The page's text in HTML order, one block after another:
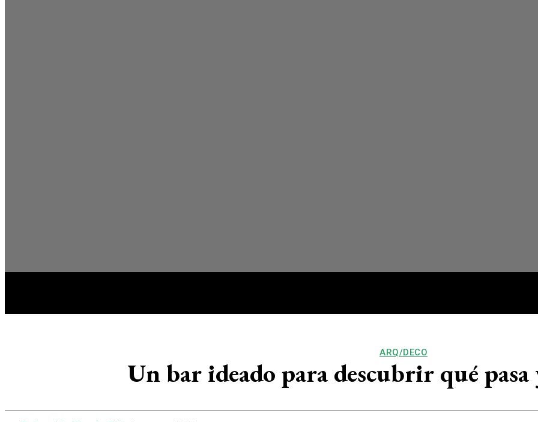
ARQ/DECO
Un bar ideado para descubrir qué pasa